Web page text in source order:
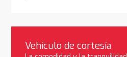
Vehículo de cortesía